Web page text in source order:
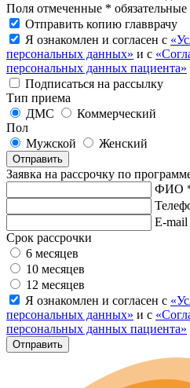
Поля отмеченные * обязательные
Отправить копию главврачу
Я ознакомлен и согласен с
персональных данных» и с
персональных данных пациента»
Подписаться на рассылку
Тип приема
ДМС
Коммерческий
Пол
Мужской
Женский
Отправить
Заявка на рассрочку по
ФИО
E-mail
Срок рассрочки
6 месяцев
10 месяцев
12 месяцев
Я ознакомлен и согласен с
персональных данных» и с
персональных данных пациента»
Отправить